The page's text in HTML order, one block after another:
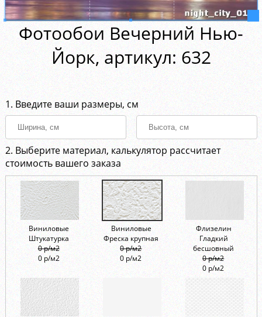
Фотообои Вечерний Нью-
Йорк, aртикул: 632
1. Введите ваши размеры, см
2. Выберите материал, калькулятор рассчитает
стоимость вашего заказа
Виниловые
Штукатурка
0 р/м2
0 р/м2
Виниловые
Фреска крупная
0 р/м2
0 р/м2
Флизелин
Гладкий
бесшовный
0 р/м2
0 р/м2